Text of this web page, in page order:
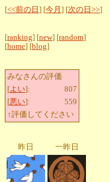
[<<前の日 ] [今月 ] [次の日>>]
[ranking] [new] [random]
[home] [blog]
みなさんの評価
[よい]:
807
[悪い]:
559
↑評価してください
昨日 一昨日